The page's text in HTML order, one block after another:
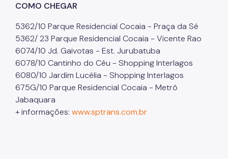
COMO CHEGAR
5362/10 Parque Residencial Cocaia - Praça da Sé
5362/ 23 Parque Residencial Cocaia - Vicente Rao
6074/10 Jd. Gaivotas - Est. Jurubatuba
6078/10 Cantinho do Céu - Shopping Interlagos
6080/10 Jardim Lucélia - Shopping Interlagos
675G/10 Parque Residencial Cocaia - Metrô
Jabaquara
+ informações: www.sptrans.com.br